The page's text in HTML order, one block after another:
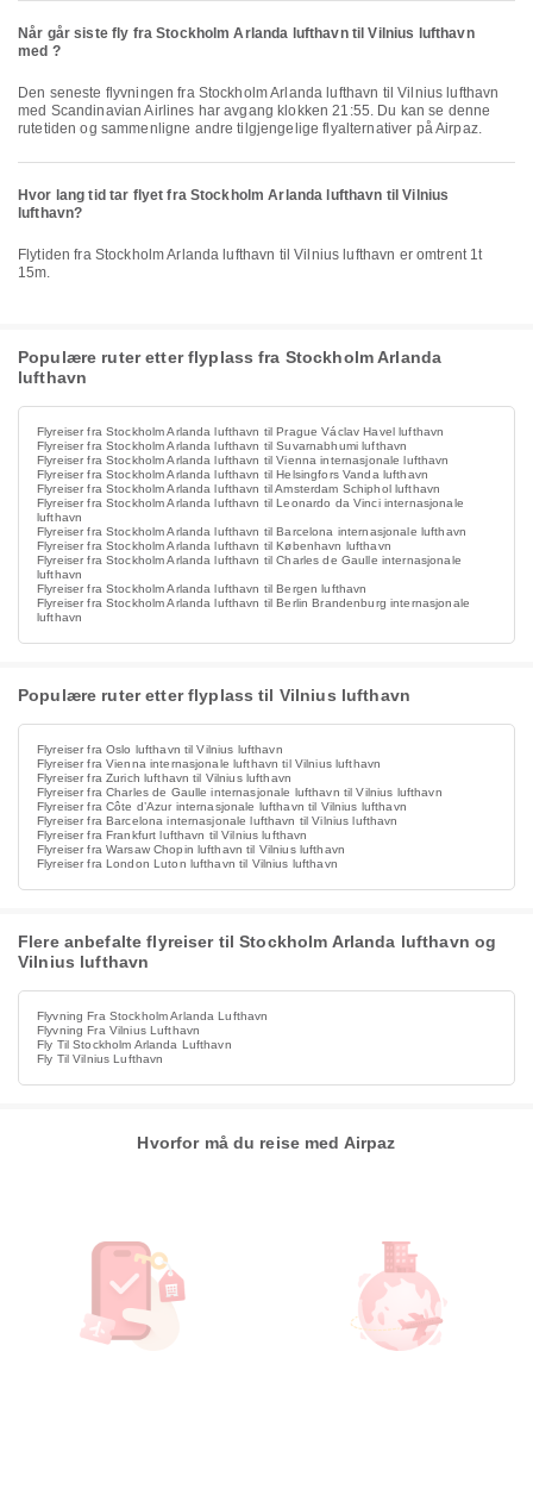
Når går siste fly fra Stockholm Arlanda lufthavn til Vilnius lufthavn
med ?
Den seneste flyvningen fra Stockholm Arlanda lufthavn til Vilnius lufthavn
med Scandinavian Airlines har avgang klokken 21:55. Du kan se denne
rutetiden og sammenligne andre tilgjengelige flyalternativer på Airpaz.
Hvor lang tid tar flyet fra Stockholm Arlanda lufthavn til Vilnius
lufthavn?
Flytiden fra Stockholm Arlanda lufthavn til Vilnius lufthavn er omtrent 1t
15m.
Populære ruter etter flyplass fra Stockholm Arlanda
lufthavn
Flyreiser fra Stockholm Arlanda lufthavn til Prague Václav Havel lufthavn
Flyreiser fra Stockholm Arlanda lufthavn til Suvarnabhumi lufthavn
Flyreiser fra Stockholm Arlanda lufthavn til Vienna internasjonale lufthavn
Flyreiser fra Stockholm Arlanda lufthavn til Helsingfors Vanda lufthavn
Flyreiser fra Stockholm Arlanda lufthavn til Amsterdam Schiphol lufthavn
Flyreiser fra Stockholm Arlanda lufthavn til Leonardo da Vinci internasjonale
lufthavn
Flyreiser fra Stockholm Arlanda lufthavn til Barcelona internasjonale lufthavn
Flyreiser fra Stockholm Arlanda lufthavn til København lufthavn
Flyreiser fra Stockholm Arlanda lufthavn til Charles de Gaulle internasjonale
lufthavn
Flyreiser fra Stockholm Arlanda lufthavn til Bergen lufthavn
Flyreiser fra Stockholm Arlanda lufthavn til Berlin Brandenburg internasjonale
lufthavn
Populære ruter etter flyplass til Vilnius lufthavn
Flyreiser fra Oslo lufthavn til Vilnius lufthavn
Flyreiser fra Vienna internasjonale lufthavn til Vilnius lufthavn
Flyreiser fra Zurich lufthavn til Vilnius lufthavn
Flyreiser fra Charles de Gaulle internasjonale lufthavn til Vilnius lufthavn
Flyreiser fra Côte d’Azur internasjonale lufthavn til Vilnius lufthavn
Flyreiser fra Barcelona internasjonale lufthavn til Vilnius lufthavn
Flyreiser fra Frankfurt lufthavn til Vilnius lufthavn
Flyreiser fra Warsaw Chopin lufthavn til Vilnius lufthavn
Flyreiser fra London Luton lufthavn til Vilnius lufthavn
Flere anbefalte flyreiser til Stockholm Arlanda lufthavn og
Vilnius lufthavn
Flyvning Fra Stockholm Arlanda Lufthavn
Flyvning Fra Vilnius Lufthavn
Fly Til Stockholm Arlanda Lufthavn
Fly Til Vilnius Lufthavn
Hvorfor må du reise med Airpaz